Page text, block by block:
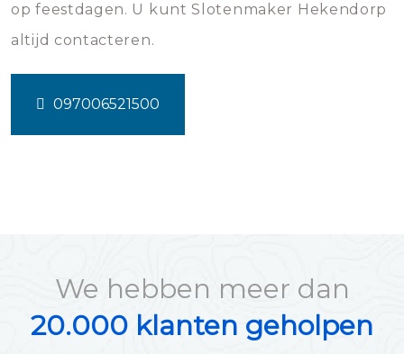
op feestdagen. U kunt Slotenmaker Hekendorp
altijd contacteren.
097006521500
We hebben meer dan
20.000 klanten geholpen